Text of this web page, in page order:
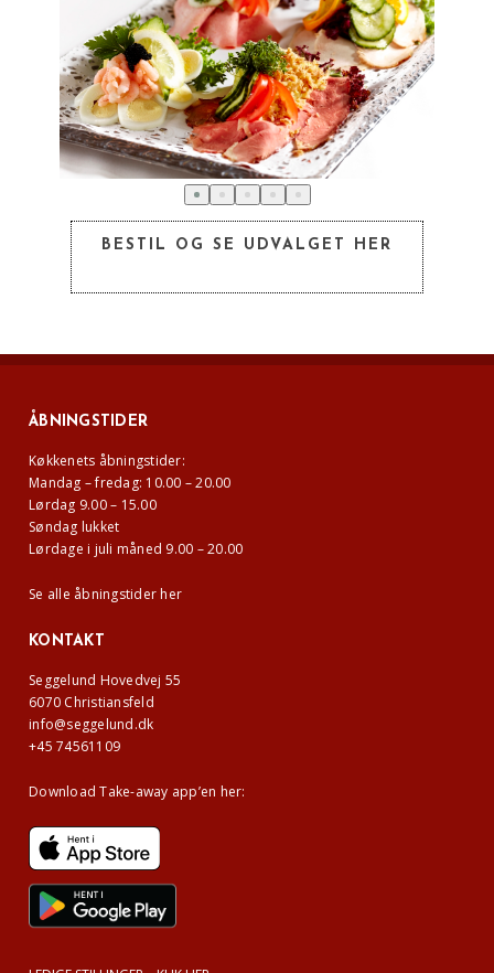
BESTIL OG SE UDVALGET HER
ÅBNINGSTIDER
Køkkenets åbningstider:
Mandag – fredag: 10.00 – 20.00
Lørdag 9.00 – 15.00
Søndag lukket
Lørdage i juli måned 9.00 – 20.00
Se alle åbningstider her
KONTAKT
Seggelund Hovedvej 55
6070 Christiansfeld
info@seggelund.dk
+45 74561109
Download Take-away app’en her: